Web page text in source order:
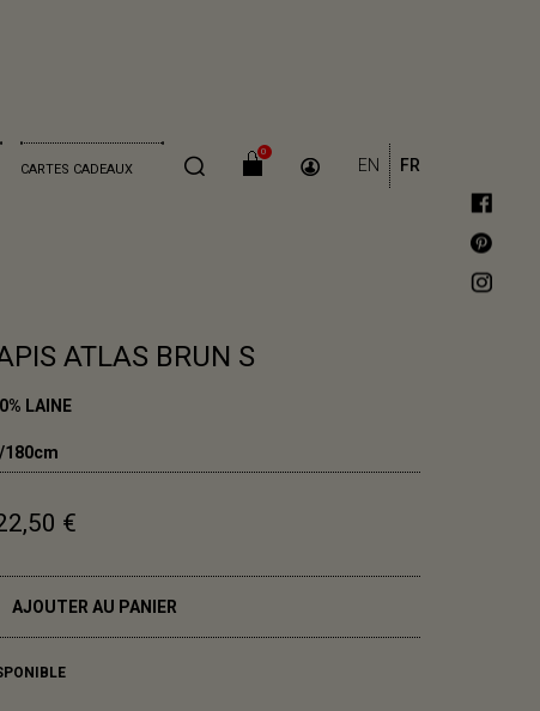
CARTES CADEAUX
0
EN FR
ATLAS BRUN S
LAINE
180cm
€
AJOUTER AU PANIER